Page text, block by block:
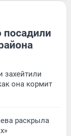
посадили
захейтили
она кормит
раскрыла